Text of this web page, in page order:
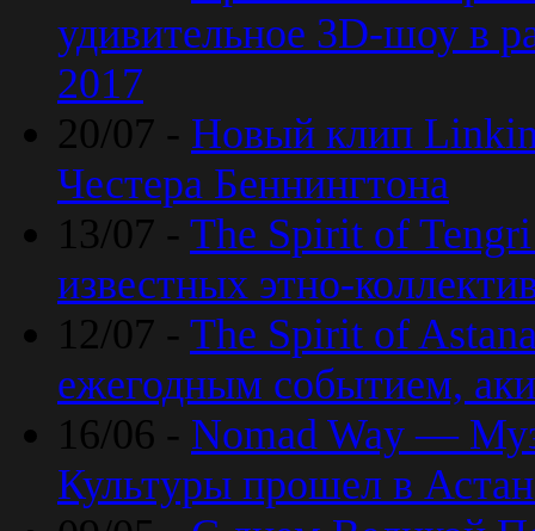
удивительное 3D-шоу в
2017
20/07 - Новый клип Linkin
Честера Беннингтона
13/07 - The Spirit of Tengri
известных этно-
12/07 - The Spirit of
ежегодным событием,
16/06 - Nomad Way —
Культуры прошел в